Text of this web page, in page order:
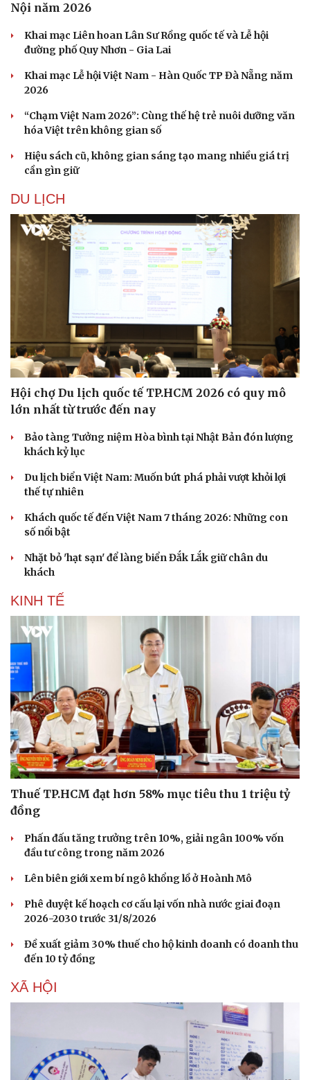
Văn hóa
Sân khấu - Điện ảnh
Văn học
Âm nhạc
Di sản
Giải trí
Nghệ sĩ
Thời trang
Sao Việt
Nội năm 2026
Khai mạc Liên hoan Lân Sư Rồng quốc tế và Lễ hội
đường phố Quy Nhơn - Gia Lai
Khai mạc Lễ hội Việt Nam - Hàn Quốc TP Đà Nẵng năm
2026
“Chạm Việt Nam 2026”: Cùng thế hệ trẻ nuôi dưỡng văn
hóa Việt trên không gian số
Hiệu sách cũ, không gian sáng tạo mang nhiều giá trị
cần gìn giữ
DU LỊCH
Hội chợ Du lịch quốc tế TP.HCM 2026 có quy mô
lớn nhất từ trước đến nay
Bảo tàng Tưởng niệm Hòa bình tại Nhật Bản đón lượng
khách kỷ lục
Du lịch biển Việt Nam: Muốn bứt phá phải vượt khỏi lợi
thế tự nhiên
Khách quốc tế đến Việt Nam 7 tháng 2026: Những con
số nổi bật
Nhặt bỏ 'hạt sạn' để làng biển Đắk Lắk giữ chân du
khách
KINH TẾ
Thuế TP.HCM đạt hơn 58% mục tiêu thu 1 triệu tỷ
đồng
Phấn đấu tăng trưởng trên 10%, giải ngân 100% vốn
đầu tư công trong năm 2026
Lên biên giới xem bí ngô khổng lồ ở Hoành Mô
Phê duyệt kế hoạch cơ cấu lại vốn nhà nước giai đoạn
2026-2030 trước 31/8/2026
Đề xuất giảm 30% thuế cho hộ kinh doanh có doanh thu
đến 10 tỷ đồng
XÃ HỘI